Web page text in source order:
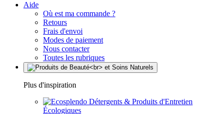
Aide
Où est ma commande ?
Retours
Frais d'envoi
Modes de paiement
Nous contacter
Toutes les rubriques
Plus d'inspiration
Détergents & Produits d'Entretien
Écologiques